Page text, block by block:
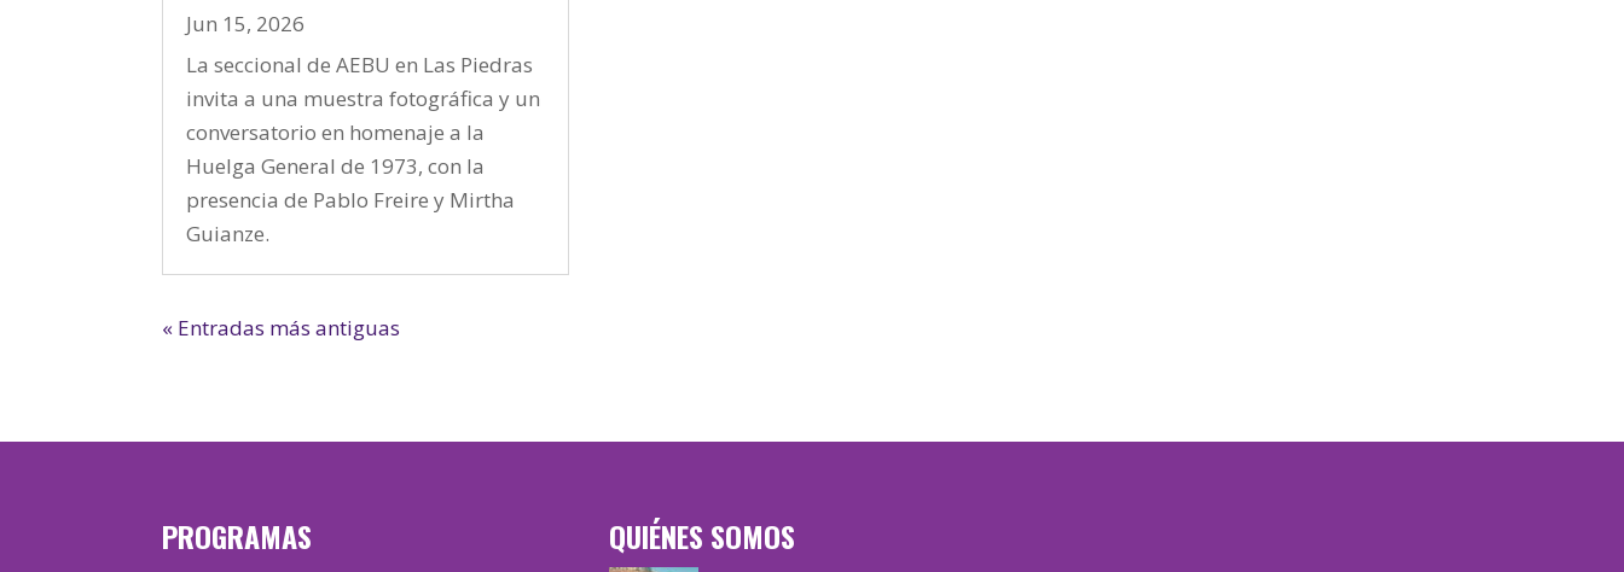
Jun 15, 2026
La seccional de AEBU en Las Piedras
invita a una muestra fotográfica y un
conversatorio en homenaje a la
Huelga General de 1973, con la
presencia de Pablo Freire y Mirtha
Guianze.
« Entradas más antiguas
PROGRAMAS QUIÉNES SOMOS